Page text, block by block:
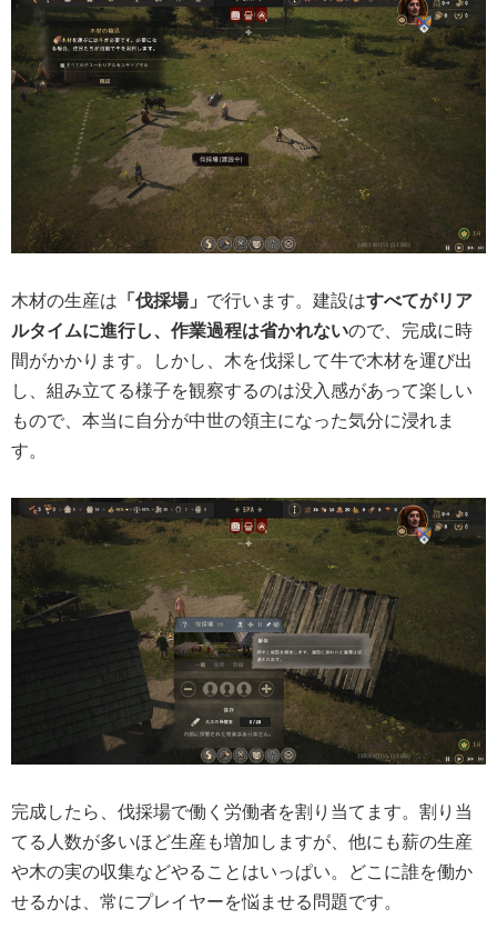
木材の生産は 「伐採場」 で行います。建設はすべてがリア
ルタイムに進行し、作業過程は省かれないので、完成に時
間がかかります。しかし、木を伐採して牛で木材を運び出
し、組み立てる様子を観察するのは没入感があって楽しい
もので、 本当に自分が中世の領主になった気分に浸れま
す。
完成したら、伐採場で働く労働者を割り当てます。割り当
てる人数が多いほど生産も増加しますが、他にも薪の生産
や木の実の収集などやることはいっぱい。どこに誰を働か
せるかは、常にプレイヤーを悩ませる問題です。